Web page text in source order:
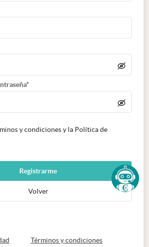
y condiciones y la Política de
Registrarme
Volver
abre en nueva pestaña
Términos y condicionesabre en nueva